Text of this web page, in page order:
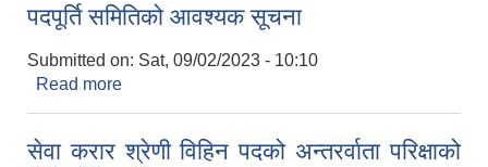
पदपूर्ति समितिको आवश्यक सूचना
Submitted on: Sat, 09/02/2023 - 10:10
Read more
सेवा करार श्रेणी विहिन पदको अन्तरर्वाता परिक्षाको